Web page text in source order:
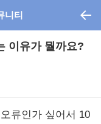
니티
이유가 뭘까요?
류인가 싶어서 10